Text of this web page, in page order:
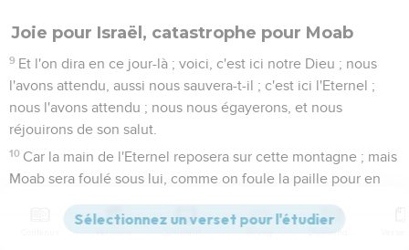
Joie pour Israël, catastrophe pour Moab
9 Et l'on dira en ce jour-là ; voici, c'est ici notre Dieu ; nous
l'avons attendu, aussi nous sauvera-t-il ; c'est ici l'Eternel ;
nous l'avons attendu ; nous nous égayerons, et nous
réjouirons de son salut.
10 Car la main de l'Eternel reposera sur cette montagne ; mais
Moab sera foulé sous lui, comme on foule la paille pour en
Et il étendra ses mains au travers de lui, comme celui qui
Versions Commentaires Strong